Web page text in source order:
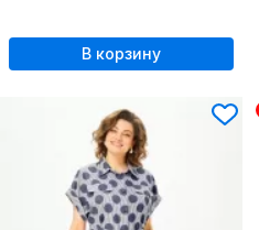
В корзину